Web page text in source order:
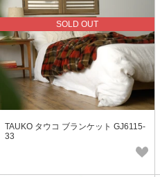
SOLD OUT
TAUKO タウコ ブランケット GJ6115-
33